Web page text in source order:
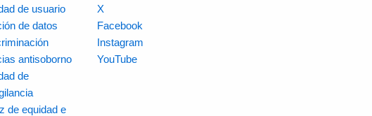
de usuario
de datos
antisoborno
de
de equidad e
X
Facebook
Instagram
YouTube